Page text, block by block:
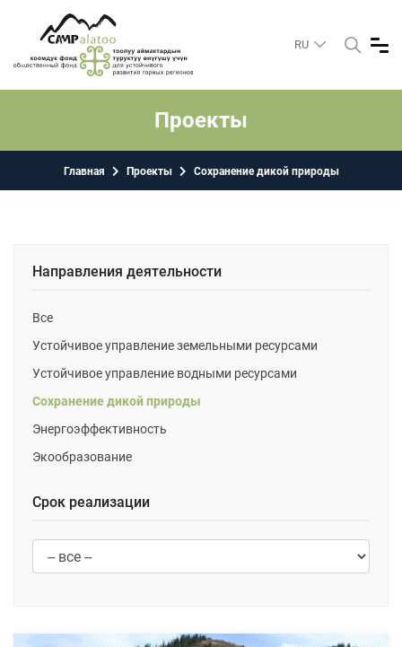
RU
Проекты
Главная Проекты Сохранение дикой природы
Направления деятельности
Все
Устойчивое управление земельными ресурсами
Устойчивое управление водными ресурсами
Сохранение дикой природы
Энергоэффективность
Экообразование
Срок реализации